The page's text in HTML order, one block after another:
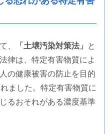
、 「土壌汚染対策法」
と
律は、特定有害物質によ
の健康被害の防止を目的
ました。特定有害物質に
るおそれがある濃度基準